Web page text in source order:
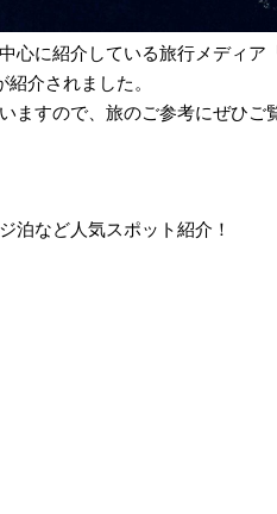
心に紹介している旅行メディア
介されました。
ますので、旅のご参考にぜひご
泊など人気スポット紹介！